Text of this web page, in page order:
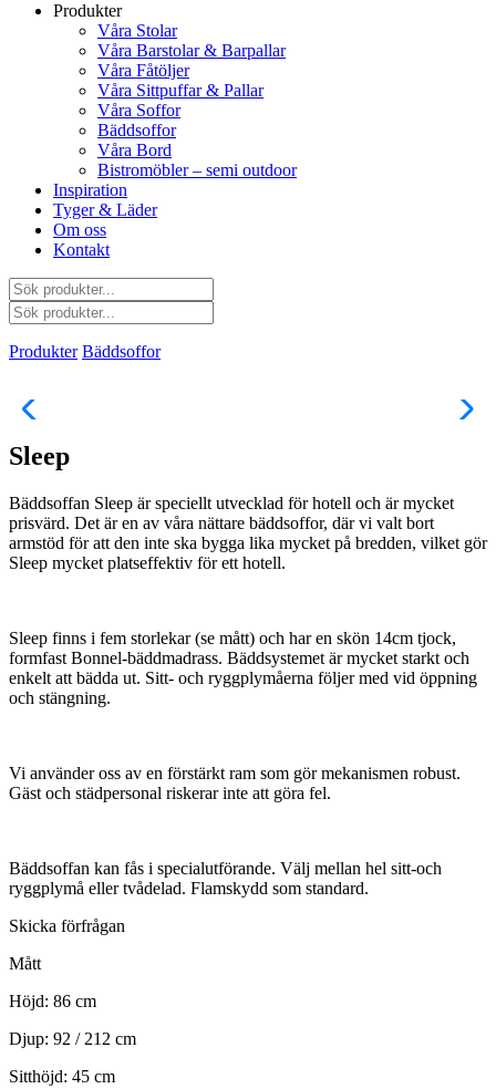
Produkter
Våra Stolar
Våra Barstolar & Barpallar
Våra Fåtöljer
Våra Sittpuffar & Pallar
Våra Soffor
Bäddsoffor
Våra Bord
Bistromöbler – semi outdoor
Inspiration
Tyger & Läder
Om oss
Kontakt
Produkter Bäddsoffor
Sleep
Bäddsoffan Sleep är speciellt utvecklad för hotell och är mycket
prisvärd. Det är en av våra nättare bäddsoffor, där vi valt bort
armstöd för att den inte ska bygga lika mycket på bredden, vilket gör
Sleep mycket platseffektiv för ett hotell.
Sleep finns i fem storlekar (se mått) och har en skön 14cm tjock,
formfast Bonnel-bäddmadrass. Bäddsystemet är mycket starkt och
enkelt att bädda ut. Sitt- och ryggplymåerna följer med vid öppning
och stängning.
Vi använder oss av en förstärkt ram som gör mekanismen robust.
Gäst och städpersonal riskerar inte att göra fel.
Bäddsoffan kan fås i specialutförande. Välj mellan hel sitt-och
ryggplymå eller tvådelad. Flamskydd som standard.
Skicka förfrågan
Mått
Höjd: 86 cm
Djup: 92 / 212 cm
Sitthöjd: 45 cm